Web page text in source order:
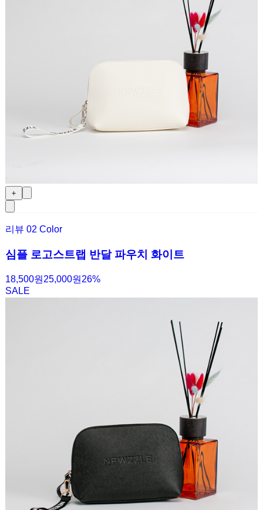
＋
리뷰 02 Color
심플 로고스트랩 반달 파우치 화이트
18,500원 25,000원 26%
SALE